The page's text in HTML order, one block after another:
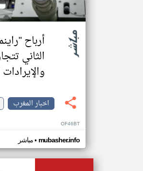
أرباح
الثاني
والإيرادات
اخبار المغرب
OF46BT
مباشر• mubasher.info